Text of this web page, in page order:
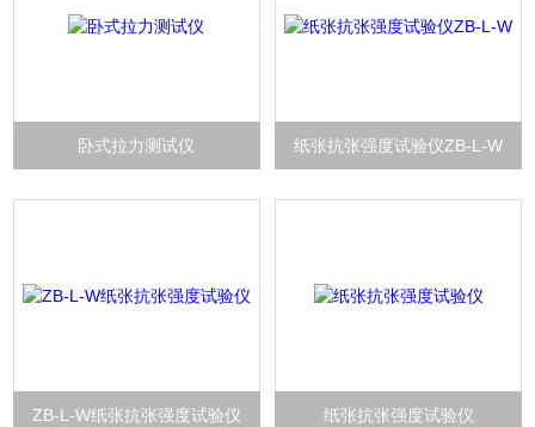
卧式拉力测试仪 纸张抗张强度试验仪ZB-L-W
ZB-L-W纸张抗张强度试验仪 纸张抗张强度试验仪